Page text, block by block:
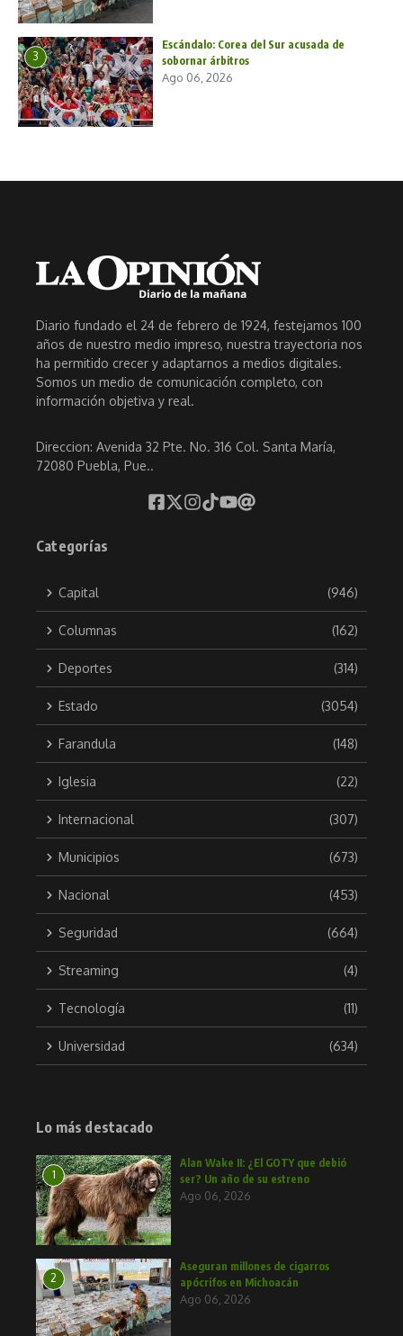
3
Escándalo: Corea del Sur acusada de
sobornar árbitros
Ago 06, 2026
Diario fundado el 24 de febrero de 1924, festejamos 100
años de nuestro medio impreso, nuestra trayectoria nos
ha permitido crecer y adaptarnos a medios digitales.
Somos un medio de comunicación completo, con
información objetiva y real.
Direccion: Avenida 32 Pte. No. 316 Col. Santa María,
72080 Puebla, Pue..
Categorías
Capital (946)
Columnas (162)
Deportes (314)
Estado (3054)
Farandula (148)
Iglesia (22)
Internacional (307)
Municipios (673)
Nacional (453)
Seguridad (664)
Streaming (4)
Tecnología (11)
Universidad (634)
Lo más destacado
1
Alan Wake II: ¿El GOTY que debió
ser? Un año de su estreno
Ago 06, 2026
2
Aseguran millones de cigarros
apócrifos en Michoacán
Ago 06, 2026